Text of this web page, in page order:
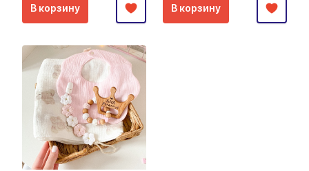
В корзину В корзину